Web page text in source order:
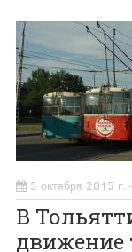
5 октября 2015
В
движение